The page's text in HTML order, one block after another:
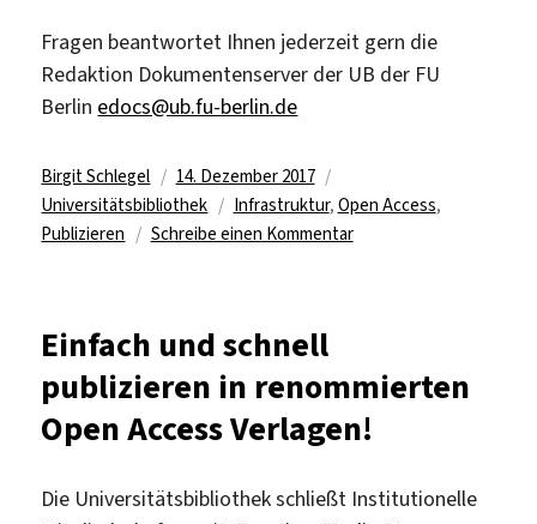
Fragen beantwortet Ihnen jederzeit gern die
Redaktion Dokumentenserver der UB der FU
Berlin edocs@ub.fu-berlin.de
Autor
Birgit Schlegel
Veröffentlicht
am
14. Dezember 2017
Universitätsbibliothek
Schlagwörter
Infrastruktur, Open Access,
Publizieren
Schreibe einen Kommentarzu
Einfach und schnell
publizieren in renommierten
Open Access Verlagen!
Die Universitätsbibliothek schließt Institutionelle